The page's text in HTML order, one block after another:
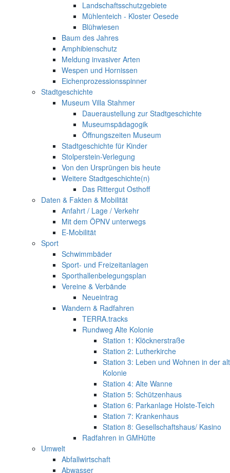
Landschaftsschutzgebiete
Mühlenteich - Kloster Oesede
Blühwiesen
Baum des Jahres
Amphibienschutz
Meldung invasiver Arten
Wespen und Hornissen
Eichenprozessionsspinner
Stadtgeschichte
Museum Villa Stahmer
Daueraustellung zur Stadtgeschichte
Museumspädagogik
Öffnungszeiten Museum
Stadtgeschichte für Kinder
Stolperstein-Verlegung
Von den Ursprüngen bis heute
Weitere Stadtgeschichte(n)
Das Rittergut Osthoff
Daten & Fakten & Mobilität
Anfahrt / Lage / Verkehr
Mit dem ÖPNV unterwegs
E-Mobilität
Sport
Schwimmbäder
Sport- und Freizeitanlagen
Sporthallenbelegungsplan
Vereine & Verbände
Neueintrag
Wandern & Radfahren
TERRA.tracks
Rundweg Alte Kolonie
Station 1: Klöcknerstraße
Station 2: Lutherkirche
Station 3: Leben und Wohnen in der
Kolonie
Station 4: Alte Wanne
Station 5: Schützenhaus
Station 6: Parkanlage Holste-Teich
Station 7: Krankenhaus
Station 8: Gesellschaftshaus/ Kasino
Radfahren in GMHütte
Umwelt
Abfallwirtschaft
Abwasser